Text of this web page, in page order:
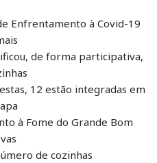
Enfrentamento à Covid-19
de forma participativa,
12 estão integradas em
à Fome do Grande Bom
de cozinhas